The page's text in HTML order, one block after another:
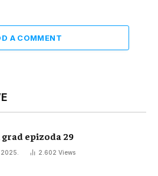
A COMMENT
epizoda 29
2.602 Views